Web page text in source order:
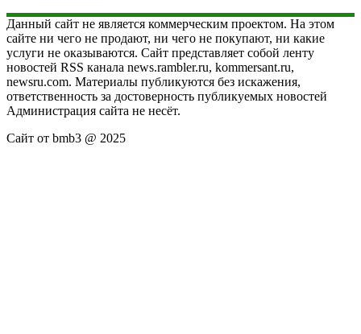
Данный сайт не является коммерческим проектом. На этом
сайте ни чего не продают, ни чего не покупают, ни какие
услуги не оказываются. Сайт представляет собой ленту
новостей RSS канала news.rambler.ru, kommersant.ru,
newsru.com. Материалы публикуются без искажения,
ответственность за достоверность публикуемых новостей
Администрация сайта не несёт.
Сайт от bmb3 @ 2025